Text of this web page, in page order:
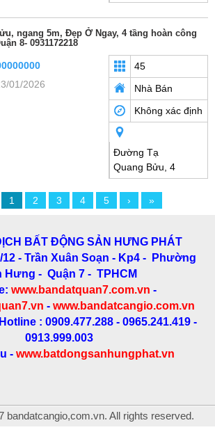
ngang 5m, Đẹp Ở Ngay, 4 tầng hoàn công
8- 0931172218
01/2026
45
Nhà Bán
Không xác định
Đường Tạ
Quang Bửu, 4
1 2 3 4 5 › »
BẤT ĐỘNG SẢN HƯNG PHÁT
- Trần Xuân Soạn - Kp4 - Phường
Hưng - Quận 7 - TPHCM
www.bandatquan7.com.vn -
- www.bandatcangio.com.vn
: 0909.477.288 - 0965.241.419 -
0913.999.003
- www.batdongsanhungphat.vn
bandatcangio,com.vn. All rights reserved.